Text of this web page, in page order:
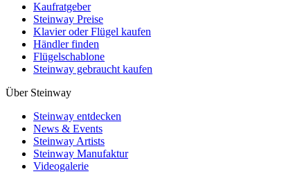
Kaufratgeber
Steinway Preise
Klavier oder Flügel kaufen
Händler finden
Flügelschablone
Steinway gebraucht kaufen
Über Steinway
Steinway entdecken
News & Events
Steinway Artists
Steinway Manufaktur
Videogalerie